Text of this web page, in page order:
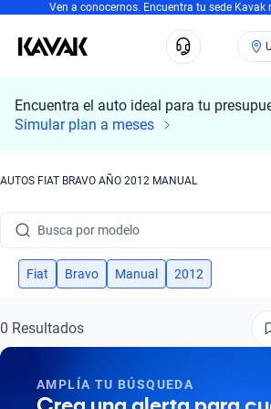
Ven a conocernos. Encuentra tu sede Kavak
Encuentra el auto ideal para tu
Simular plan a meses
AUTOS FIAT BRAVO AÑO 2012 MANUAL
Busca por modelo
Busca por versión
Busca por marca
Busca por modelo
Fiat Bravo Manual 2012
0 Resultados
AMPLÍA TU BÚSQUEDA